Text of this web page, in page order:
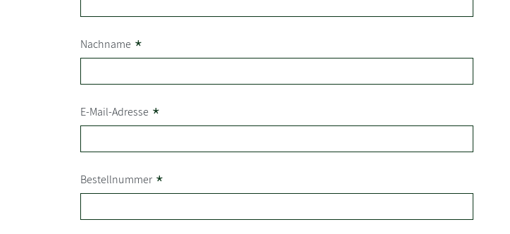
Nachname *
E-Mail-Adresse *
Bestellnummer *